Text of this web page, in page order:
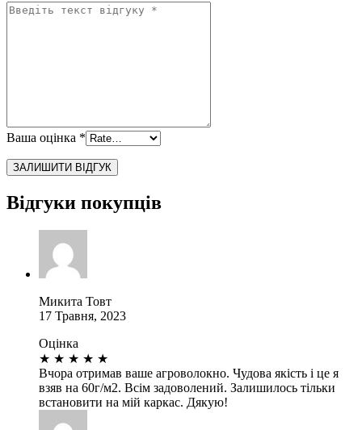
Ваша оцінка *
Відгуки покупців
Микита Товт
17 Травня, 2023
Оцінка
★ ★ ★ ★ ★
Вчора отримав ваше агроволокно. Чудова якість і це я
взяв на 60г/м2. Всім задоволений. Залишилось тільки
встановити на мій каркас. Дякую!